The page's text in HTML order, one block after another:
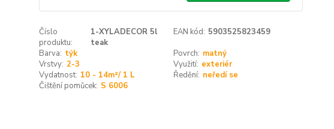
Číslo
produktu:
1-XYLADECOR 5l
teak
EAN kód: 5903525823459
Barva: týk Povrch: matný
Vrstvy: 2-3 Využití: exteriér
Vydatnost: 10 - 14m²/ 1 L Ředění: neředí se
Čištění pomůcek: S 6006